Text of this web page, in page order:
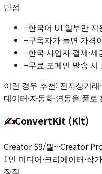
단점
−한국어 UI 일부만 지
−구독자가 늘면 가격
−한국 사업자 결제·
−무료 도메인 발송 시
이런 경우 추천: 전자상거
데이터·자동화·연동을 풀
✍️ConvertKit (Kit)
Creator $9/월~·Creator
1인 미디어·크리에이터·작
장점